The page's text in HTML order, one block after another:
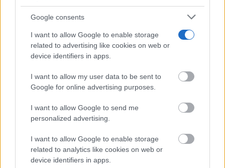
Google consents
I want to allow Google to enable storage
related to advertising like cookies on web or
device identifiers in apps.
I want to allow my user data to be sent to
Google for online advertising purposes.
I want to allow Google to send me
personalized advertising.
I want to allow Google to enable storage
related to analytics like cookies on web or
device identifiers in apps.
con los personajes infantiles más
populares de YouTube
07/08/2026
Un paseo por las Flores y Frutos
(XIV)
07/08/2026
Un mercado medieval de
artesanía pura en la 30ª edición